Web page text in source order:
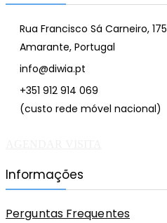
Rua Francisco Sá Carneiro, 175
Amarante, Portugal
info@diwia.pt
+351 912 914 069
(custo rede móvel nacional)
Informações
Perguntas Frequentes